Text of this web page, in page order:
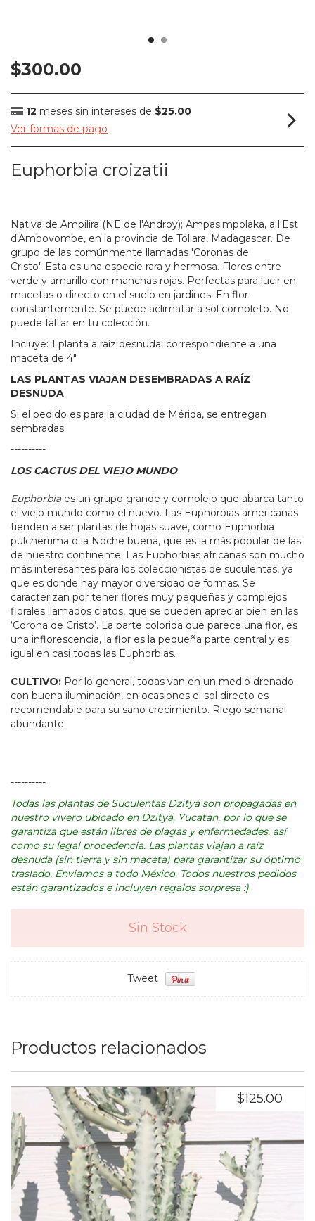
$300.00
12 meses sin intereses de $25.00
Ver formas de pago
Euphorbia croizatii
Nativa de Ampilira (NE de l'Androy); Ampasimpolaka, a l'Est
d'Ambovombe, en la provincia de Toliara, Madagascar. De
grupo de las comúnmente llamadas 'Coronas de
Cristo'. Esta es una especie rara y hermosa. Flores entre
verde y amarillo con manchas rojas. Perfectas para lucir en
macetas o directo en el suelo en jardines. En flor
constantemente. Se puede aclimatar a sol completo. No
puede faltar en tu colección.
Incluye: 1 planta a raíz desnuda, correspondiente a una
maceta de 4"
LAS PLANTAS VIAJAN DESEMBRADAS A RAÍZ
DESNUDA
Si el pedido es para la ciudad de Mérida, se entregan
sembradas
----------
LOS CACTUS DEL VIEJO MUNDO
Euphorbiaes un grupo grande y complejo que abarca tanto
el viejo mundo como el nuevo. Las Euphorbias americanas
tienden a ser plantas de hojas suave, como Euphorbia
pulcherrima o la Noche buena, que es la más popular de las
de nuestro continente. Las Euphorbias africanas son mucho
más interesantes para los coleccionistas de suculentas, ya
que es donde hay mayor diversidad de formas. Se
caracterizan por tener flores muy pequeñas y complejos
florales llamados ciatos, que se pueden apreciar bien en las
‘Corona de Cristo’. La parte colorida que parece una flor, es
una inflorescencia, la flor es la pequeña parte central y es
igual en casi todas las Euphorbias.
CULTIVO: Por lo general, todas van en un medio drenado
con buena iluminación, en ocasiones el sol directo es
recomendable para su sano crecimiento. Riego semanal
abundante.
----------
Todas las plantas de Suculentas Dzityá son propagadas en
nuestro vivero ubicado en Dzityá, Yucatán, por lo que se
garantiza que están libres de plagas y enfermedades, así
como su legal procedencia. Las plantas viajan a raíz
desnuda (sin tierra y sin maceta) para garantizar su óptimo
traslado. Enviamos a todo México. Todos nuestros pedidos
están garantizados e incluyen regalos sorpresa :)
Tweet
Productos relacionados
$125.00